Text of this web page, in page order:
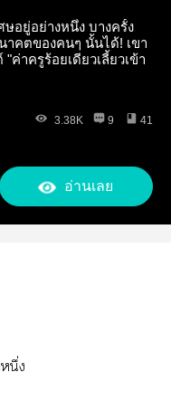
างหนึ่ง บางครั้ง
3.38K 9 41
อ่านเลย
นึ่ง